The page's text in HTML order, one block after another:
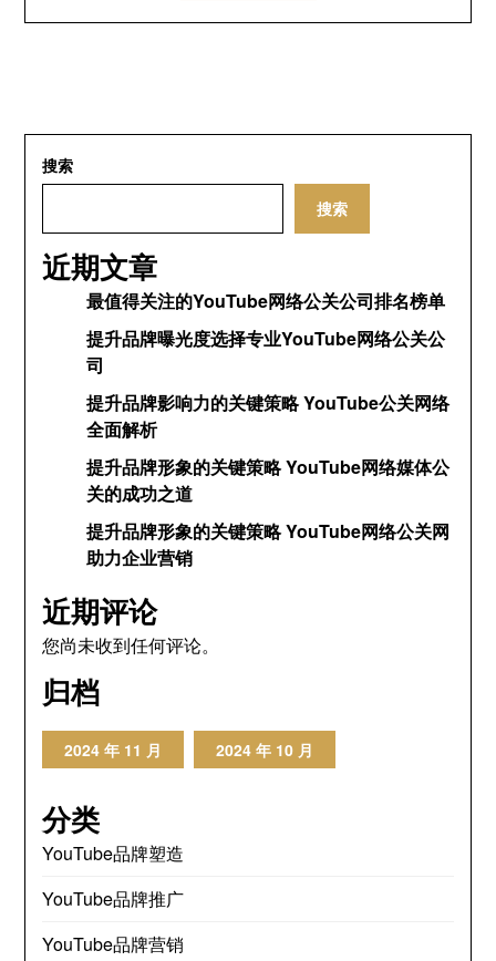
搜索
搜索
近期文章
最值得关注的YouTube网络公关公司排名榜单
提升品牌曝光度选择专业YouTube网络公关公
司
提升品牌影响力的关键策略 YouTube公关网络
全面解析
提升品牌形象的关键策略 YouTube网络媒体公
关的成功之道
提升品牌形象的关键策略 YouTube网络公关网
助力企业营销
近期评论
您尚未收到任何评论。
归档
2024 年 11 月 2024 年 10 月
分类
YouTube品牌塑造
YouTube品牌推广
YouTube品牌营销